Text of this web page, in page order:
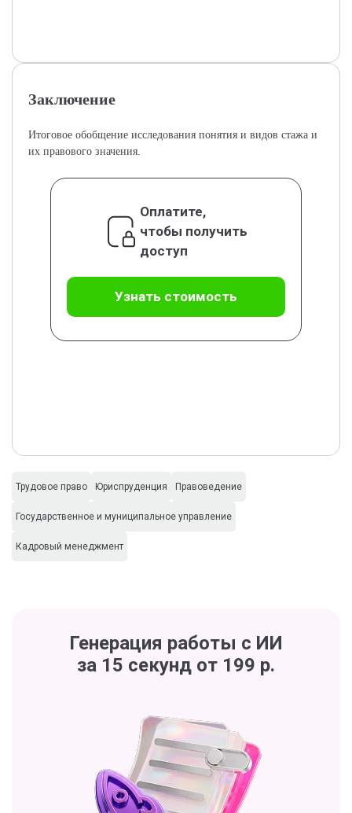
Заключение
Итоговое обобщение исследования понятия и видов стажа и
их правового значения.
Оплатите,
чтобы получить
доступ
Узнать стоимость
Трудовое право Юриспруденция Правоведение
Государственное и муниципальное управление
Кадровый менеджмент
Генерация работы с ИИ
за 15 секунд от 199 р.